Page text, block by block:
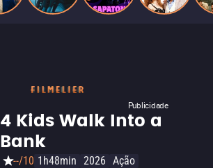
Publicidade
4 Kids Walk Into a
Bank
--/10 1h48min 2026 Ação